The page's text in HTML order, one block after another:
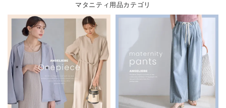
マタニティ用品カテゴリ